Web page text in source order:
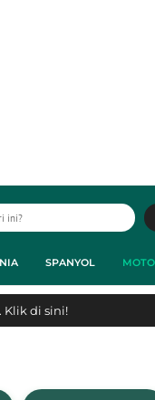
SPANYOL
Klik di sini!